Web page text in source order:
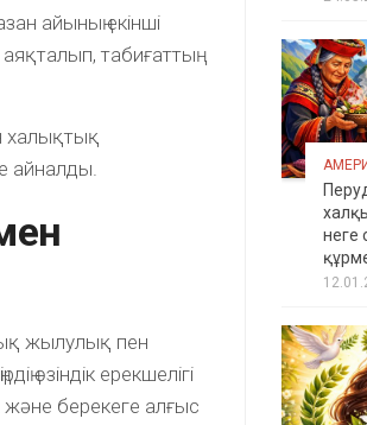
айының екінші
табиғаттың
халықтық
айналды.
жылулық пен
өзіндік ерекшелігі
және берекеге алғыс
неге